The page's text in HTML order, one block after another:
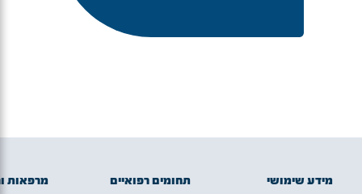
מידע שימושי תחומים רפואיים מרפאות